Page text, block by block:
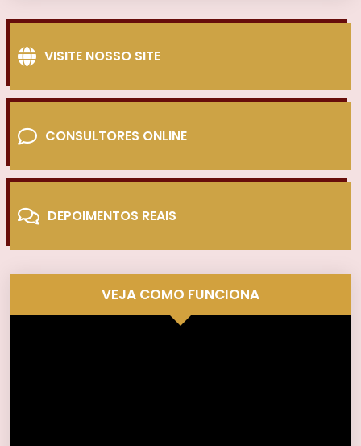
VISITE NOSSO SITE
CONSULTORES ONLINE
DEPOIMENTOS REAIS
VEJA COMO FUNCIONA